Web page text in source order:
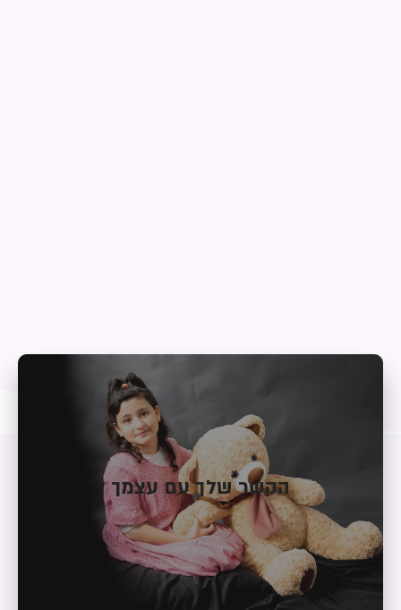
הקשר שלך עם עצמך
המערכת יחסים שלך עם עצמך ההתייחסות שלך לעצמך ברובד
הגופני, נפשי ורוחני היא המשמעותית והחשובה ביותר, והינה השורש
לכל שאר מערכות היחסים בחייך. ריפוי הקשר שלך עם עצמך- ירפא
וישנה את כל המערכות יחסים בחייך. פשוט להרגיש טוב עם עצמך!